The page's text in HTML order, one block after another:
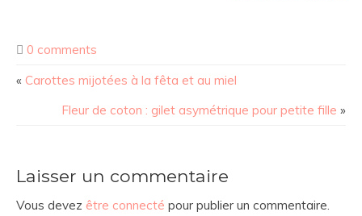
0 comments
« Carottes mijotées à la fêta et au miel
Fleur de coton : gilet asymétrique pour petite fille »
Laisser un commentaire
Vous devez être connecté pour publier un commentaire.